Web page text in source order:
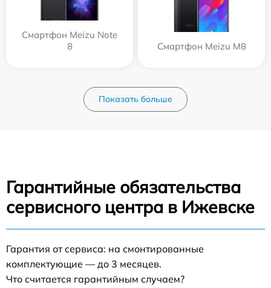
Смартфон Meizu Note
8
Смартфон Meizu M8
Показать больше
Гарантийные обязательства
сервисного центра в Ижевске
Гарантия от сервиса: на смонтированные
комплектующие — до 3 месяцев.
Что считается гарантийным случаем?